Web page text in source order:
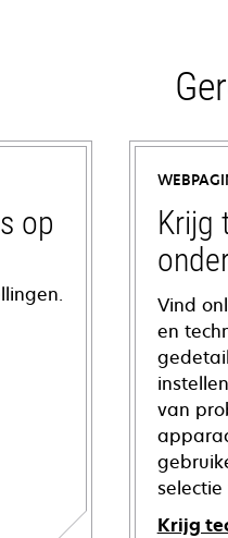
op
Krijg
Vind
en
van
Krijg